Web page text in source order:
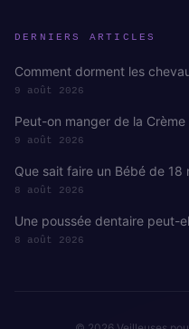
DERNIERS ARTICLES
Comment dorment les
9 août 2026
Peut-on manger de la
9 août 2026
Que sait faire un Bébé de 18
8 août 2026
Une poussée dentaire peut-
8 août 2026